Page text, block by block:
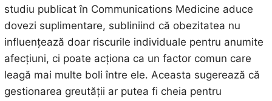
studiu publicat în Communications Medicine aduce
dovezi suplimentare, subliniind că obezitatea nu
influențează doar riscurile individuale pentru anumite
afecțiuni, ci poate acționa ca un factor comun care
leagă mai multe boli între ele. Aceasta sugerează că
gestionarea greutății ar putea fi cheia pentru